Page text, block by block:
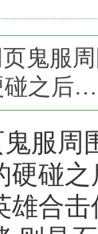
鬼服
碰之后
服周
硬碰
雄合